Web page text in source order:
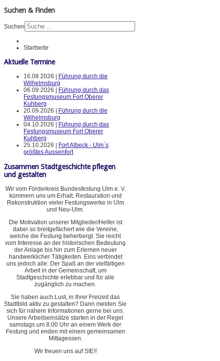
Suchen & Finden
Suchen
Startseite
Aktuelle Termine
16.08.2026 |
Führung durch die
Wilhelmsburg
06.09.2026 |
Führung durch das
Festungsmuseum Fort Oberer
Kuhberg
20.09.2026 |
Führung durch die
Wilhelmsburg
04.10.2026 |
Führung durch das
Festungsmuseum Fort Oberer
Kuhberg
25.10.2026 |
Fort Albeck - Ulm`s
größtes Aussenfort
Zusammen Stadtgeschichte pflegen
und gestalten
Wir vom Förderkreis Bundesfestung Ulm e. V.
kümmern uns um Erhalt, Restauration und
Rekonstruktion vieler Festungswerke in Ulm
und Neu-Ulm.
Die Motivation unserer Mitglieder/Helfer ist
dabei so breitgefächert wie die Vereine,
welche die Festung beherbergt. Sie reicht
vom Interesse an der historischen Bedeutung
der Anlage bis hin zum Erlernen neuer
handwerklicher Tätigkeiten. Eins verbindet
uns jedoch alle: Der Spaß an der vielfältigen
Arbeit in der Gemeinschaft, um
Stadtgeschichte erlebbar und für alle
zugänglich zu machen.
Sie haben auch Lust, in Ihrer Freizeit das
Stadtbild aktiv zu gestalten? Dann melden Sie
sich für nähere Informationen gerne bei uns.
Unsere Arbeitseinsätze starten in der Regel
samstags um 8:00 Uhr an einem Werk der
Festung und enden mit einem gemeinsamen
Mittagessen.
Wir freuen uns auf SIE!!